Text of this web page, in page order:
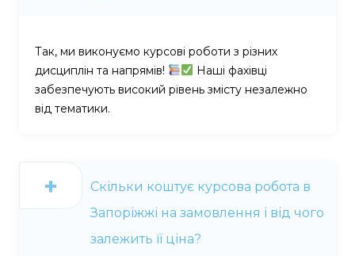
Так, ми виконуємо курсові роботи з різних
дисциплін та напрямів!
Наші фахівці
забезпечують високий рівень змісту незалежно
від тематики.
Скільки коштує курсова робота в
Запоріжжі на замовлення і від чого
залежить її ціна?